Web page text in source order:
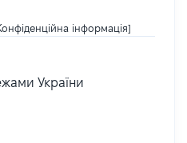
інформація]
України